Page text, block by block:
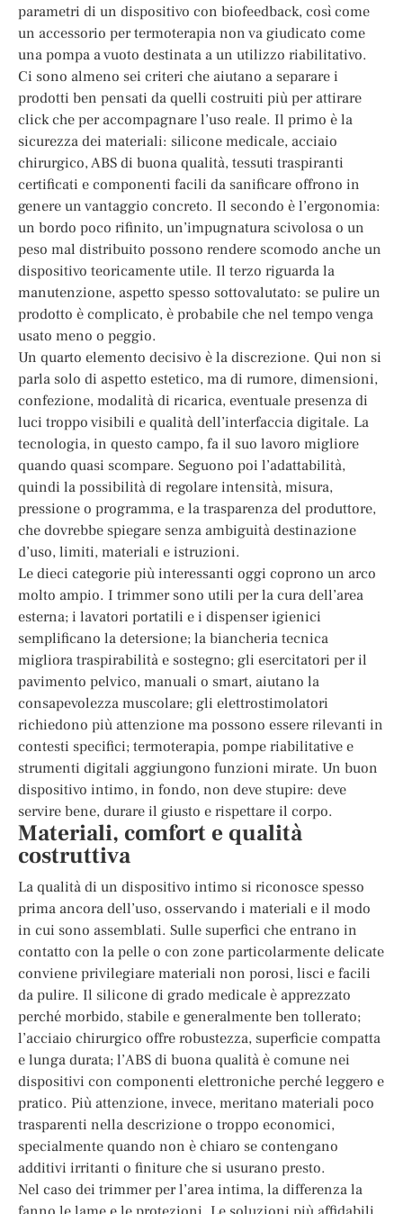
parametri di un dispositivo con biofeedback, così come
un accessorio per termoterapia non va giudicato come
una pompa a vuoto destinata a un utilizzo riabilitativo.
Ci sono almeno sei criteri che aiutano a separare i
prodotti ben pensati da quelli costruiti più per attirare
click che per accompagnare l’uso reale. Il primo è la
sicurezza dei materiali: silicone medicale, acciaio
chirurgico, ABS di buona qualità, tessuti traspiranti
certificati e componenti facili da sanificare offrono in
genere un vantaggio concreto. Il secondo è l’ergonomia:
un bordo poco rifinito, un’impugnatura scivolosa o un
peso mal distribuito possono rendere scomodo anche un
dispositivo teoricamente utile. Il terzo riguarda la
manutenzione, aspetto spesso sottovalutato: se pulire un
prodotto è complicato, è probabile che nel tempo venga
usato meno o peggio.
Un quarto elemento decisivo è la discrezione. Qui non si
parla solo di aspetto estetico, ma di rumore, dimensioni,
confezione, modalità di ricarica, eventuale presenza di
luci troppo visibili e qualità dell’interfaccia digitale. La
tecnologia, in questo campo, fa il suo lavoro migliore
quando quasi scompare. Seguono poi l’adattabilità,
quindi la possibilità di regolare intensità, misura,
pressione o programma, e la trasparenza del produttore,
che dovrebbe spiegare senza ambiguità destinazione
d’uso, limiti, materiali e istruzioni.
Le dieci categorie più interessanti oggi coprono un arco
molto ampio. I trimmer sono utili per la cura dell’area
esterna; i lavatori portatili e i dispenser igienici
semplificano la detersione; la biancheria tecnica
migliora traspirabilità e sostegno; gli esercitatori per il
pavimento pelvico, manuali o smart, aiutano la
consapevolezza muscolare; gli elettrostimolatori
richiedono più attenzione ma possono essere rilevanti in
contesti specifici; termoterapia, pompe riabilitative e
strumenti digitali aggiungono funzioni mirate. Un buon
dispositivo intimo, in fondo, non deve stupire: deve
servire bene, durare il giusto e rispettare il corpo.
Materiali, comfort e qualità
costruttiva
La qualità di un dispositivo intimo si riconosce spesso
prima ancora dell’uso, osservando i materiali e il modo
in cui sono assemblati. Sulle superfici che entrano in
contatto con la pelle o con zone particolarmente delicate
conviene privilegiare materiali non porosi, lisci e facili
da pulire. Il silicone di grado medicale è apprezzato
perché morbido, stabile e generalmente ben tollerato;
l’acciaio chirurgico offre robustezza, superficie compatta
e lunga durata; l’ABS di buona qualità è comune nei
dispositivi con componenti elettroniche perché leggero e
pratico. Più attenzione, invece, meritano materiali poco
trasparenti nella descrizione o troppo economici,
specialmente quando non è chiaro se contengano
additivi irritanti o finiture che si usurano presto.
Nel caso dei trimmer per l’area intima, la differenza la